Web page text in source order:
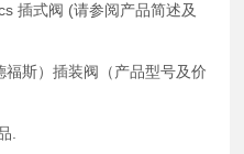
插式阀 (请参阅产品简述及
斯）插装阀（产品型号及价
.